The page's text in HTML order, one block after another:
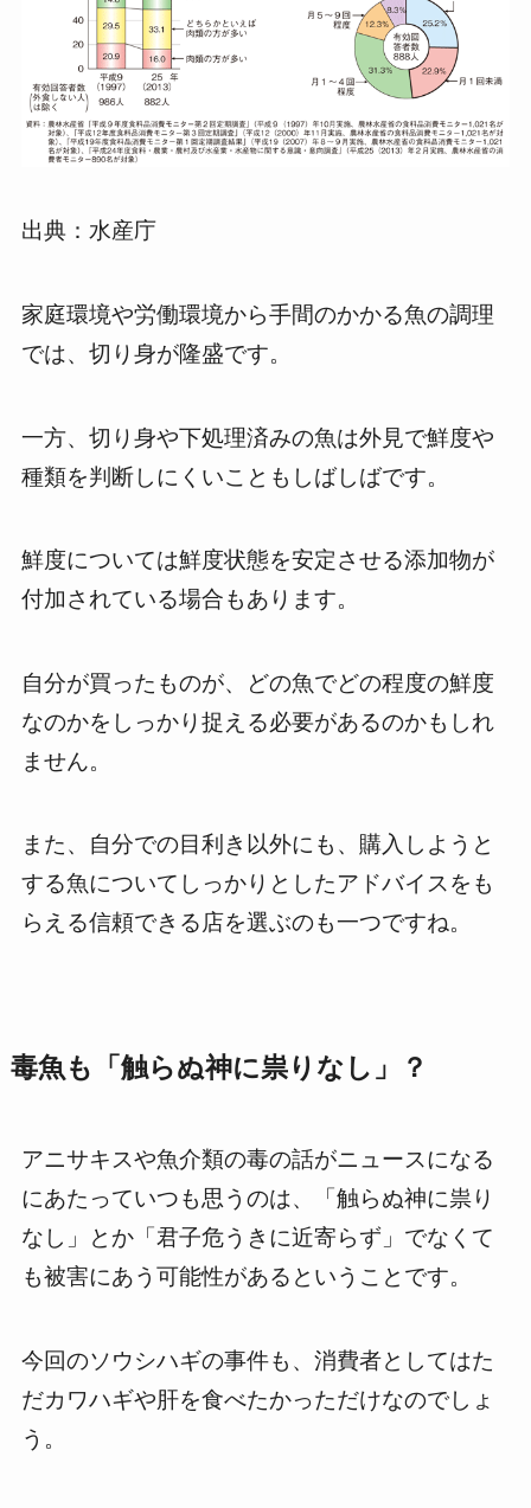
出典：水産庁
家庭環境や労働環境から手間のかかる魚の調理
では、切り身が隆盛です。
一方、切り身や下処理済みの魚は外見で鮮度や
種類を判断しにくいこともしばしばです。
鮮度については鮮度状態を安定させる添加物が
付加されている場合もあります。
自分が買ったものが、どの魚でどの程度の鮮度
なのかをしっかり捉える必要があるのかもしれ
ません。
また、自分での目利き以外にも、購入しようと
する魚についてしっかりとしたアドバイスをも
らえる信頼できる店を選ぶのも一つですね。
毒魚も「触らぬ神に祟りなし」？
アニサキスや魚介類の毒の話がニュースになる
にあたっていつも思うのは、「触らぬ神に祟り
なし」とか「君子危うきに近寄らず」でなくて
も被害にあう可能性があるということです。
今回のソウシハギの事件も、消費者としてはた
だカワハギや肝を食べたかっただけなのでしょ
う。